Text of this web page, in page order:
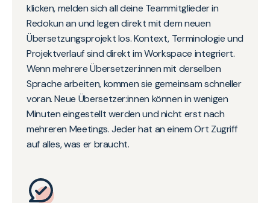
klicken, melden sich all deine Teammitglieder in
Redokun an und legen direkt mit dem neuen
Übersetzungsprojekt los. Kontext, Terminologie und
Projektverlauf sind direkt im Workspace integriert.
Wenn mehrere Übersetzer:innen mit derselben
Sprache arbeiten, kommen sie gemeinsam schneller
voran. Neue Übersetzer:innen können in wenigen
Minuten eingestellt werden und nicht erst nach
mehreren Meetings. Jeder hat an einem Ort Zugriff
auf alles, was er braucht.